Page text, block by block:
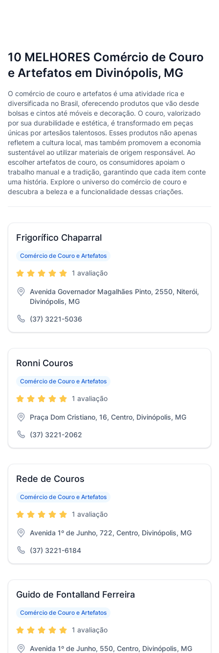
10 MELHORES Comércio de Couro
e Artefatos em Divinópolis, MG
O comércio de couro e artefatos é uma atividade rica e
diversificada no Brasil, oferecendo produtos que vão desde
bolsas e cintos até móveis e decoração. O couro, valorizado
por sua durabilidade e estética, é transformado em peças
únicas por artesãos talentosos. Esses produtos não apenas
refletem a cultura local, mas também promovem a economia
sustentável ao utilizar materiais de origem responsável. Ao
escolher artefatos de couro, os consumidores apoiam o
trabalho manual e a tradição, garantindo que cada item conte
uma história. Explore o universo do comércio de couro e
descubra a beleza e a funcionalidade dessas criações.
Frigorífico Chaparral
Comércio de Couro e Artefatos
1 avaliação
Avenida Governador Magalhães Pinto, 2550, Niterói,
Divinópolis, MG
(37) 3221-5036
Ronni Couros
Comércio de Couro e Artefatos
1 avaliação
Praça Dom Cristiano, 16, Centro, Divinópolis, MG
(37) 3221-2062
Rede de Couros
Comércio de Couro e Artefatos
1 avaliação
Avenida 1º de Junho, 722, Centro, Divinópolis, MG
(37) 3221-6184
Guido de Fontalland Ferreira
Comércio de Couro e Artefatos
1 avaliação
Avenida 1º de Junho, 550, Centro, Divinópolis, MG